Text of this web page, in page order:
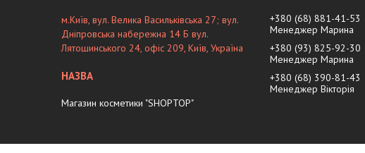
м.Київ, вул. Велика Васильківська 27; вул.
Дніпровська набережна 14 Б вул.
Лятошинського 24, офіс 209, Київ, Україна
Магазин косметики "SHOPTOP"
+380 (68) 881-41-53
Менеджер Марина
+380 (93) 825-92-30
Менеджер Марина
+380 (68) 390-81-43
Менеджер Вікторія